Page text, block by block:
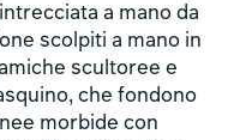
a mano da
scolpiti a mano in
scultoree e
che fondono
morbide con